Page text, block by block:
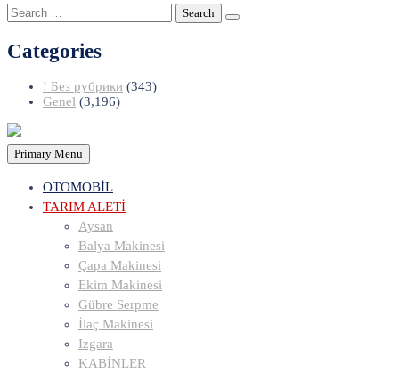
Search
for:
Categories
! Без рубрики (343)
Genel (3,196)
Primary Menu
OTOMOBİL
TARIM ALETİ
Aysan
Balya Makinesi
Çapa Makinesi
Ekim Makinesi
Gübre Serpme
İlaç Makinesi
Izgara
KABİNLER